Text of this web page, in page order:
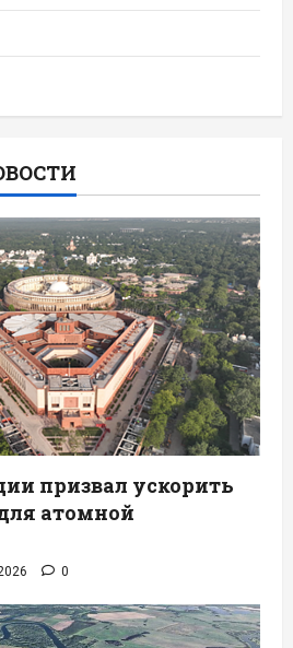
призвал ускорить
атомной
0